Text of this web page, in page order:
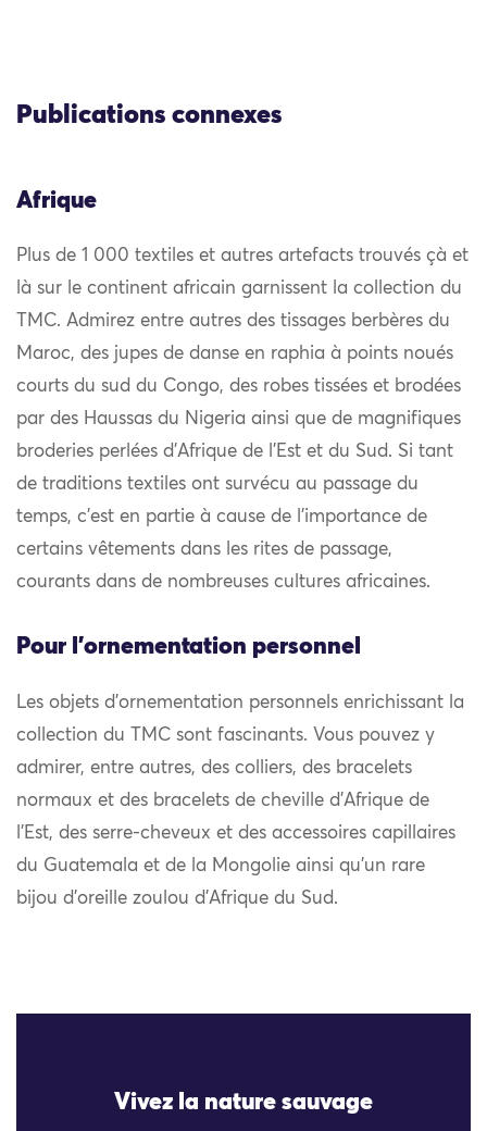
Publications connexes
Afrique
Plus de 1 000 textiles et autres artefacts trouvés çà et
là sur le continent africain garnissent la collection du
TMC. Admirez entre autres des tissages berbères du
Maroc, des jupes de danse en raphia à points noués
courts du sud du Congo, des robes tissées et brodées
par des Haussas du Nigeria ainsi que de magnifiques
broderies perlées d’Afrique de l’Est et du Sud. Si tant
de traditions textiles ont survécu au passage du
temps, c’est en partie à cause de l’importance de
certains vêtements dans les rites de passage,
courants dans de nombreuses cultures africaines.
Pour l'ornementation personnel
Les objets d’ornementation personnels enrichissant la
collection du TMC sont fascinants. Vous pouvez y
admirer, entre autres, des colliers, des bracelets
normaux et des bracelets de cheville d’Afrique de
l’Est, des serre-cheveux et des accessoires capillaires
du Guatemala et de la Mongolie ainsi qu’un rare
bijou d’oreille zoulou d’Afrique du Sud.
Vivez la nature sauvage